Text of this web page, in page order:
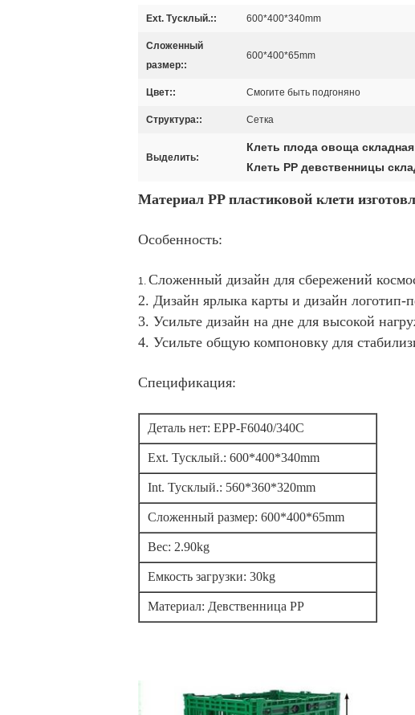
Ext. Тусклый.:: 600*400*340mm
Сложенный
размер::
600*400*65mm
Цвет:: Смогите быть подгоняно
Структура:: Сетка
Выделить:
Клеть плода овоща
Клеть PP девственницы
Материал PP пластиковой клети
Особенность:
1. Сложенный дизайн для сбережений
2. Дизайн ярлыка карты и дизайн логотип-
3. Усильте дизайн на дне для высокой
4. Усильте общую компоновку для
Спецификация:
Деталь нет: EPP-F6040/340C
Ext. Тусклый.: 600*400*340mm
Int. Тусклый.: 560*360*320mm
Сложенный размер: 600*400*65mm
Вес: 2.90kg
Емкость загрузки: 30kg
Материал: Девственница PP